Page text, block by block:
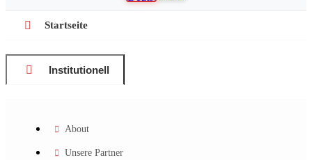
Startseite
Institutionell
About
Unsere Partner